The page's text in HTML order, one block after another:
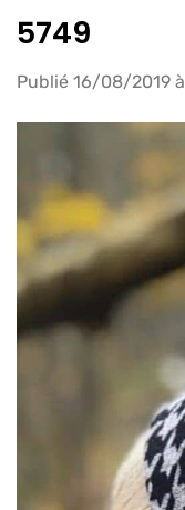
5749
Publié 16/08/2019 à